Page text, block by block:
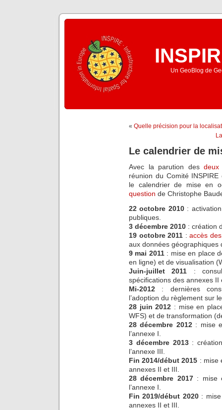
Un GeoBlog de
« Quelle précision pour la
Le calendrier de
Avec la parution desdeux
réunion du Comité INSPIRE
le calendrier de mise en
question de Christophe
22 octobre 2010: activation
publiques.
3 décembre 2010 : création
19 octobre 2011 :accès
aux données géographiques
9 mai 2011: mise en place
en ligne) et de visualisation
Juin-juillet 2011 :
spécifications des annexes II
Mi-2012 : dernières
l’adoption du règlement sur
28 juin 2012 : mise en
WFS) et de transformation
28 décembre 2012: mise
l’annexe I.
3 décembre 2013:
l’annexe III.
Fin 2014/début 2015 : mise
annexes II et III.
28 décembre 2017: mise
l’annexe I.
Fin 2019/début 2020: mise
annexes II et III.